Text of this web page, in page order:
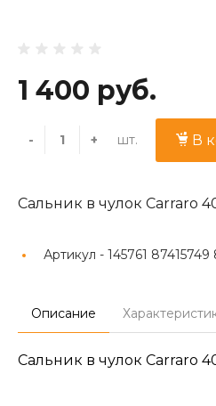
1 400 руб.
- + шт. В
Сальник в чулок Carraro
Артикул - 145761
Описание
Сальник в чулок Carraro